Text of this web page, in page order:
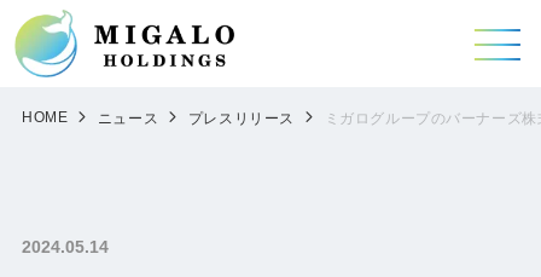
HOME ニュース プレスリリース ミガログループのバーナーズ
2024.05.14